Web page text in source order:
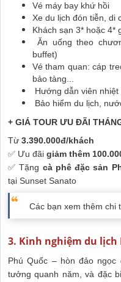
Vé máy bay khứ hồi
Xe du lịch đón tiễn, di
Khách sạn 3* hoặc 4*
Ăn uống theo
buffet)
Vé tham quan: cáp
bảo tàng...
Hướng dẫn viên
Bảo hiểm du lịch,
+ GIÁ TOUR ƯU ĐÃI
Từ 3.390.000đ/khách
✅ Ưu đãi giảm thêm
✅ Tặng cà phê đặc sản
tại Sunset Sanato
Các bạn xem thêm chi
3. Kinh nghiệm du lịch
Phú Quốc – hòn đảo
tưởng quanh năm, và đặc